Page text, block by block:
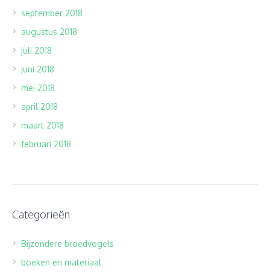
september 2018
augustus 2018
juli 2018
juni 2018
mei 2018
april 2018
maart 2018
februari 2018
Categorieën
Bijzondere broedvogels
boeken en materiaal